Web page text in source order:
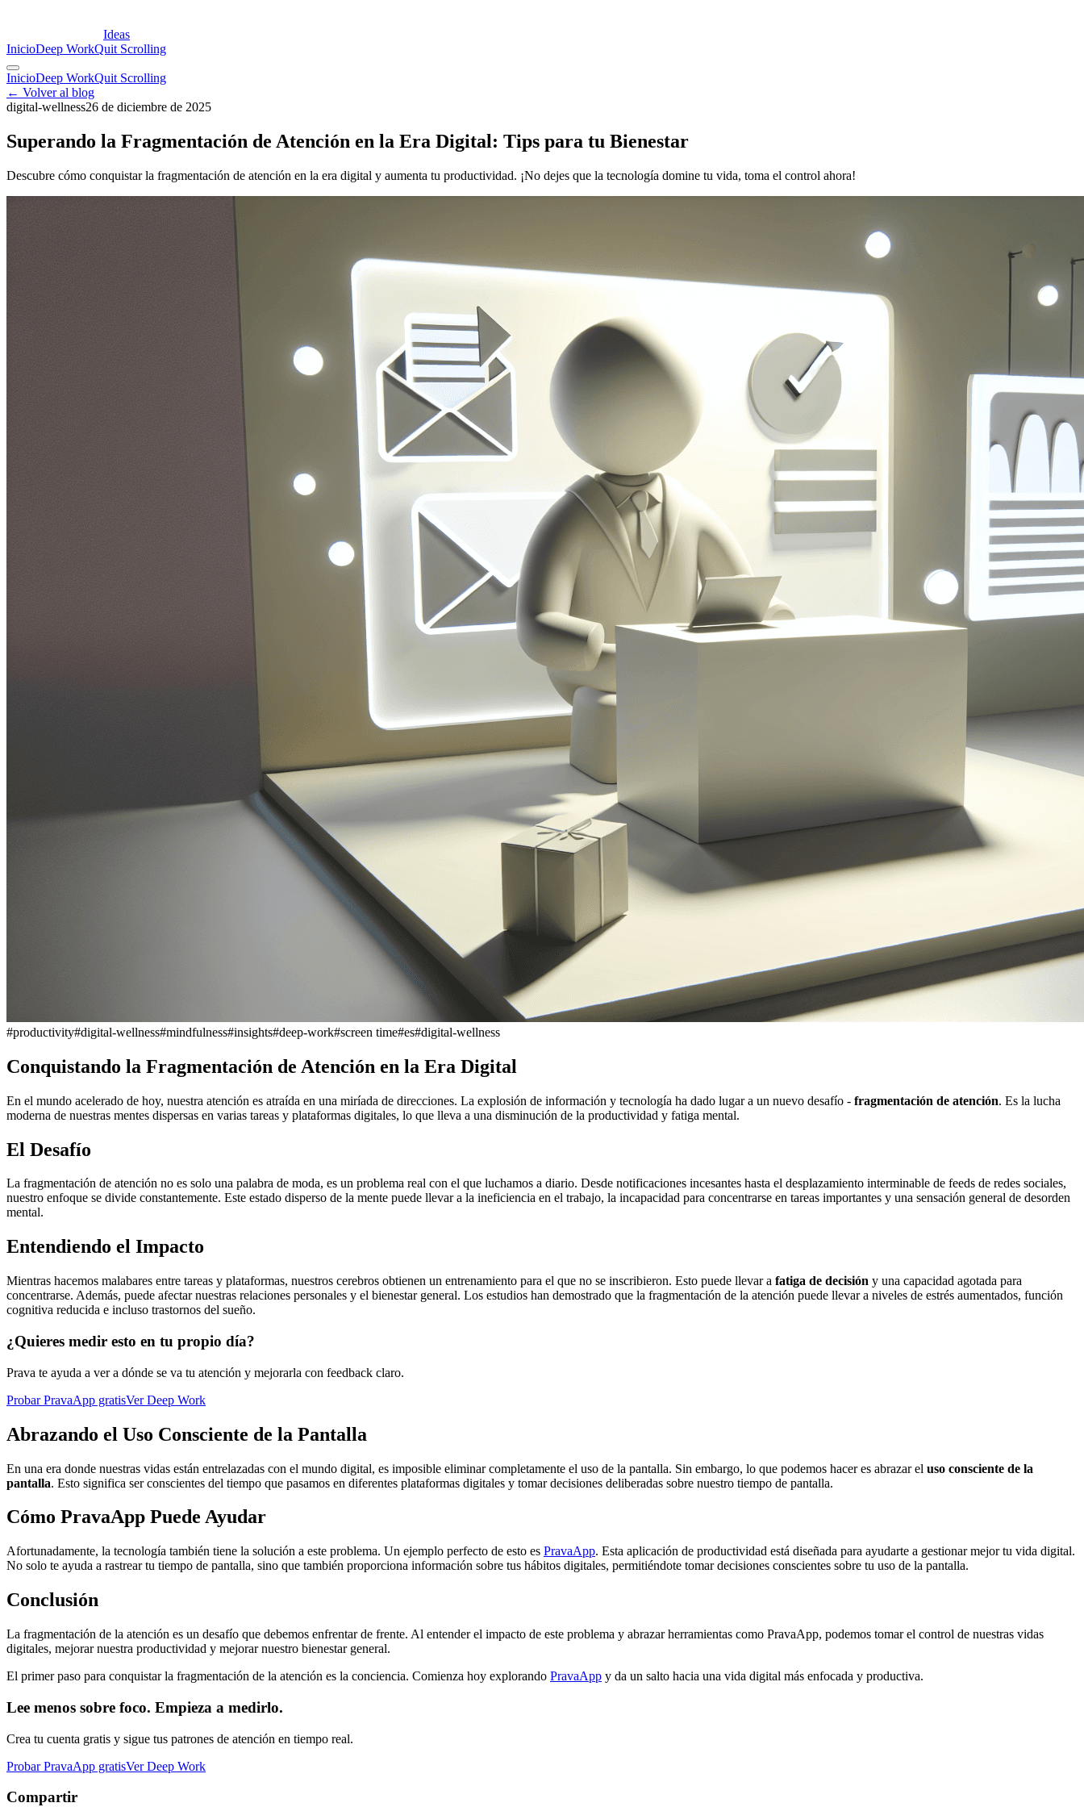
Ideas
InicioDeep WorkQuit Scrolling
InicioDeep WorkQuit Scrolling
← Volver al blog
digital-wellness26 de diciembre de 2025
Superando la Fragmentación de Atención en la Era Digital: Tips para tu Bienestar
Descubre cómo conquistar la fragmentación de atención en la era digital y aumenta tu productividad. ¡No dejes que la tecnología domine tu vida, toma el control ahora!
#productivity#digital-wellness#mindfulness#insights#deep-work#screen time#es#digital-wellness
Conquistando la Fragmentación de Atención en la Era Digital
En el mundo acelerado de hoy, nuestra atención es atraída en una miríada de direcciones. La explosión de información y tecnología ha dado lugar a un nuevo desafío - fragmentación de atención. Es la lucha
moderna de nuestras mentes dispersas en varias tareas y plataformas digitales, lo que lleva a una disminución de la productividad y fatiga mental.
El Desafío
La fragmentación de atención no es solo una palabra de moda, es un problema real con el que luchamos a diario. Desde notificaciones incesantes hasta el desplazamiento interminable de feeds de redes sociales,
nuestro enfoque se divide constantemente. Este estado disperso de la mente puede llevar a la ineficiencia en el trabajo, la incapacidad para concentrarse en tareas importantes y una sensación general de desorden
mental.
Entendiendo el Impacto
Mientras hacemos malabares entre tareas y plataformas, nuestros cerebros obtienen un entrenamiento para el que no se inscribieron. Esto puede llevar a fatiga de decisión y una capacidad agotada para
concentrarse. Además, puede afectar nuestras relaciones personales y el bienestar general. Los estudios han demostrado que la fragmentación de la atención puede llevar a niveles de estrés aumentados, función
cognitiva reducida e incluso trastornos del sueño.
¿Quieres medir esto en tu propio día?
Prava te ayuda a ver a dónde se va tu atención y mejorarla con feedback claro.
Probar PravaApp gratisVer Deep Work
Abrazando el Uso Consciente de la Pantalla
En una era donde nuestras vidas están entrelazadas con el mundo digital, es imposible eliminar completamente el uso de la pantalla. Sin embargo, lo que podemos hacer es abrazar el uso consciente de la
pantalla. Esto significa ser conscientes del tiempo que pasamos en diferentes plataformas digitales y tomar decisiones deliberadas sobre nuestro tiempo de pantalla.
Cómo PravaApp Puede Ayudar
Afortunadamente, la tecnología también tiene la solución a este problema. Un ejemplo perfecto de esto es PravaApp. Esta aplicación de productividad está diseñada para ayudarte a gestionar mejor tu vida digital.
No solo te ayuda a rastrear tu tiempo de pantalla, sino que también proporciona información sobre tus hábitos digitales, permitiéndote tomar decisiones conscientes sobre tu uso de la pantalla.
Conclusión
La fragmentación de la atención es un desafío que debemos enfrentar de frente. Al entender el impacto de este problema y abrazar herramientas como PravaApp, podemos tomar el control de nuestras vidas
digitales, mejorar nuestra productividad y mejorar nuestro bienestar general.
El primer paso para conquistar la fragmentación de la atención es la conciencia. Comienza hoy explorando PravaApp y da un salto hacia una vida digital más enfocada y productiva.
Lee menos sobre foco. Empieza a medirlo.
Crea tu cuenta gratis y sigue tus patrones de atención en tiempo real.
Probar PravaApp gratisVer Deep Work
Compartir